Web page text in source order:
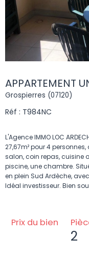
APPARTEMENT
Grospierres (07120)
Réf : T984NC
L'Agence IMMO LOC
27,67m² pour 4
salon, coin repas, cuisine
piscine, une chambre.
en plein Sud Ardèche,
Idéal investisseur. Bien
Prix du bien
2